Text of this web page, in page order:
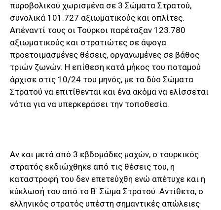
πυροβολικού χωρισμένα σε 3 Σώματα Στρατού,
συνολικά 101.727 αξιωματικούς και οπλίτες.
Απέναντί τους οι Τούρκοι παρέταξαν 123.780
αξιωματικούς και στρατιώτες σε άψογα
προετοιμασμένες θέσεις, οργανωμένες σε βάθος
τριών ζωνών. Η επίθεση κατά μήκος του ποταμού
άρχισε στις 10/24 του μηνός, με τα δύο Σώματα
Στρατού να επιτίθενται και ένα ακόμα να ελίσσεται
νότια για να υπερκεράσει την τοποθεσία.
Αν και μετά από 3 εβδομάδες μαχών, ο τουρκικός
στρατός εκδιώχθηκε από τις θέσεις του, η
καταστροφή του δεν επετεύχθη ενώ απέτυχε και η
κύκλωσή του από το Β΄ Σώμα Στρατού. Αντίθετα, ο
ελληνικός στρατός υπέστη σημαντικές απώλειες